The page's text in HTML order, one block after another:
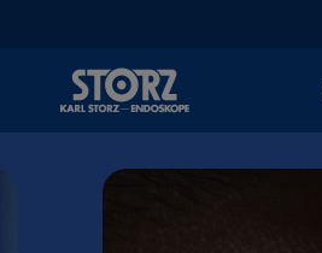
内